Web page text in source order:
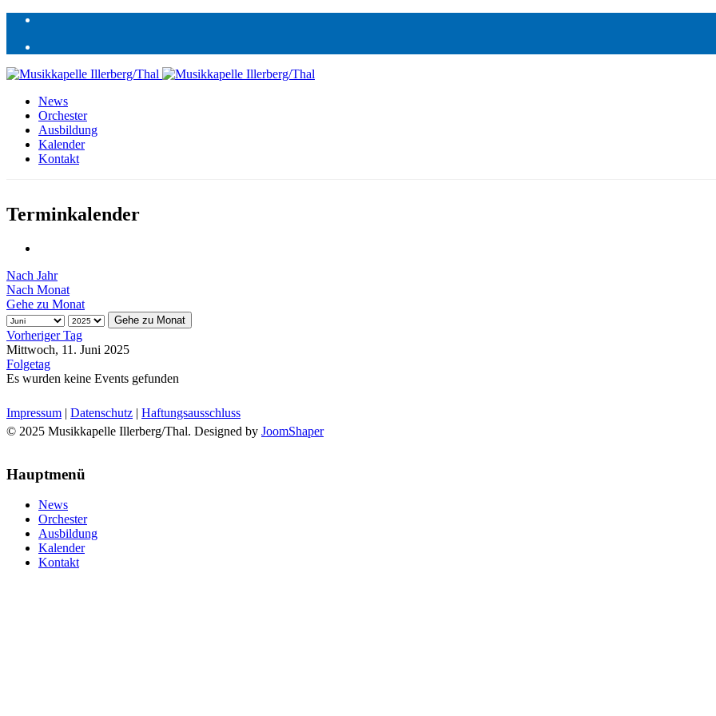
News
Orchester
Ausbildung
Kalender
Kontakt
Terminkalender
Nach Jahr
Nach Monat
Gehe zu Monat
Gehe zu Monat
Vorheriger Tag
Mittwoch, 11. Juni 2025
Folgetag
Es wurden keine Events gefunden
Impressum | Datenschutz | Haftungsausschluss
© 2025 Musikkapelle Illerberg/Thal. Designed by JoomShaper
Hauptmenü
News
Orchester
Ausbildung
Kalender
Kontakt